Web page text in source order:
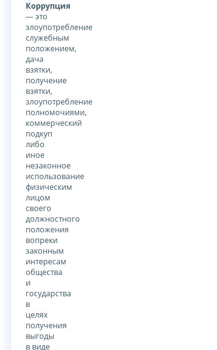
Коррупция
— это
злоупотребление
служебным
положением,
дача
взятки,
получение
взятки,
злоупотребление
полномочиями,
коммерческий
подкуп
либо
иное
незаконное
использование
физическим
лицом
своего
должностного
положения
вопреки
законным
интересам
общества
и
государства
в
целях
получения
выгоды
в виде